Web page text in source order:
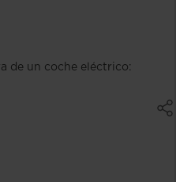
de un coche eléctrico: